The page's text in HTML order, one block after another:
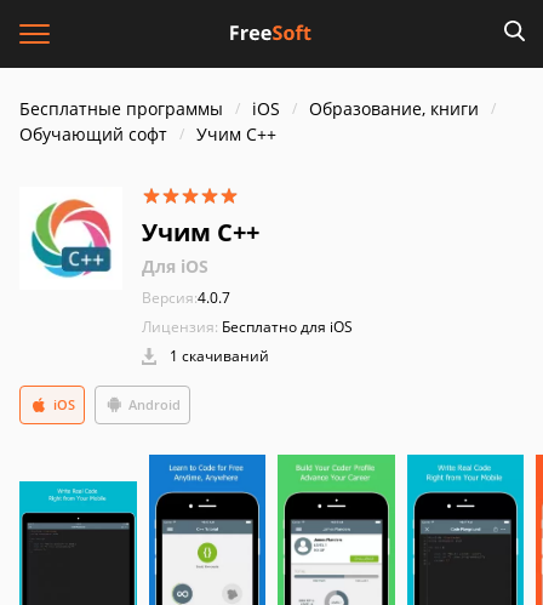
Бесплатные программы iOS
Образование, книги
Обучающий софт
Учим C++
Учим C++
Для iOS
Версия:4.0.7
Лицензия: Бесплатно для iOS
1 скачиваний
Android
iOS